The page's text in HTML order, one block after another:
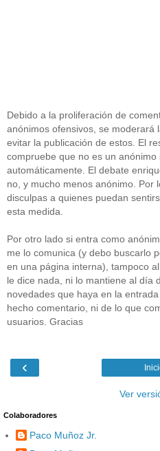
Debido a la proliferación de
anónimos ofensivos, se moderará
evitar la publicación de estos. El
compruebe que no es un anónimo
automáticamente. El debate
no, y mucho menos anónimo. Por
disculpas a quienes puedan
esta medida.
Por otro lado si entra como
me lo comunica (y debo buscarlo
en una página interna), tampoco
le dice nada, ni lo mantiene al día
novedades que haya en la
hecho comentario, ni de lo que
usuarios. Gracias
‹
Ver
Colaboradores
Paco Muñoz Jr.